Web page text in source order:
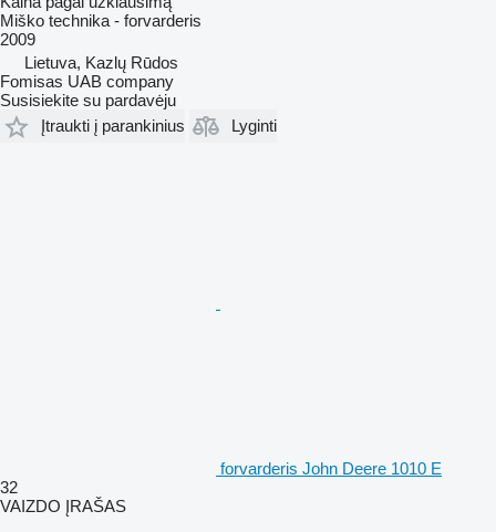
Miško technika - forvarderis
2009
Lietuva, Kazlų Rūdos
Fomisas UAB company
Susisiekite su pardavėju
Įtraukti į parankinius
Lyginti
forvarderis John Deere 1010 E
32
VAIZDO ĮRAŠAS